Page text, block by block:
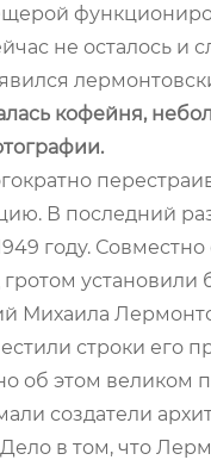
не осталось и
кофейня,
В последний
году.
установили
Михаила
строки его
об этом великом
создатели
в том, что